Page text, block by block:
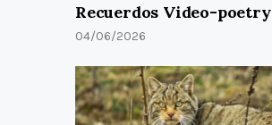
Recuerdos Video-poetry
04/06/2026